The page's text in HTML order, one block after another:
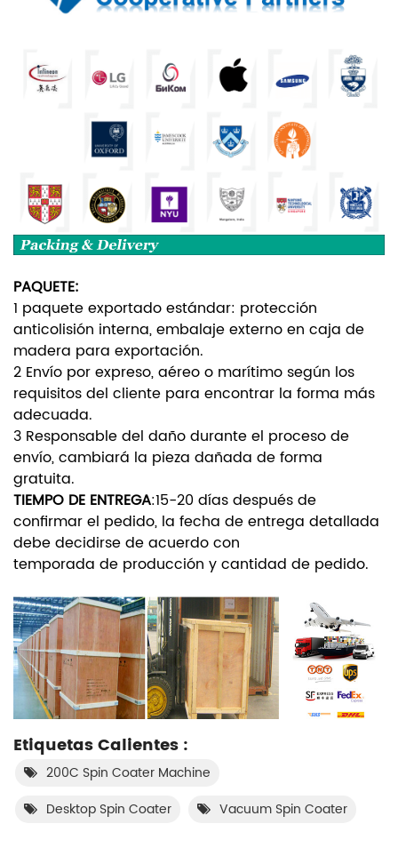
PAQUETE:
1 paquete exportado estándar: protección
anticolisión interna, embalaje externo en caja de
madera para exportación.
2 Envío por expreso, aéreo o marítimo según los
requisitos del cliente para encontrar la forma más
adecuada.
3 Responsable del daño durante el proceso de
envío, cambiará la pieza dañada de forma
gratuita.
TIEMPO DE ENTREGA:15-20 días después de
confirmar el pedido, la fecha de entrega detallada
debe decidirse de acuerdo con
temporada de producción y cantidad de pedido.
Etiquetas Calientes :
200C Spin Coater Machine
Desktop Spin Coater
Vacuum Spin Coater